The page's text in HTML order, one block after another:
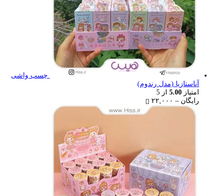
چسب واشی
آناستازیا (مدل رندوم)
امتیاز 5.00 از 5
رایگان – ۲۲,۰۰۰
range:
رایگان